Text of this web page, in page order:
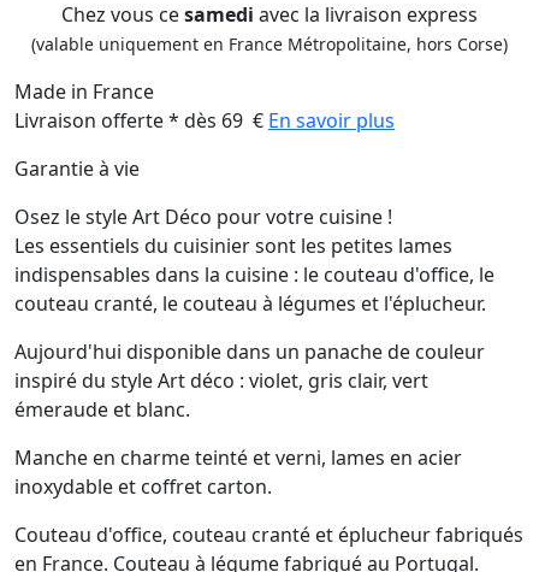
Chez vous cesamedi avec la livraison express
(valable uniquement en France Métropolitaine, hors Corse)
Made in France
Livraison offerte * dès 69 € En savoir plus
Garantie à vie
Osez le style Art Déco pour votre cuisine !
Les essentiels du cuisinier sont les petites lames
indispensables dans la cuisine : le couteau d'office, le
couteau cranté, le couteau à légumes et l'éplucheur.
Aujourd'hui disponible dans un panache de couleur
inspiré du style Art déco : violet, gris clair, vert
émeraude et blanc.
Manche en charme teinté et verni, lames en acier
inoxydable et coffret carton.
Couteau d'office, couteau cranté et éplucheur fabriqués
en France. Couteau à légume fabriqué au Portugal.